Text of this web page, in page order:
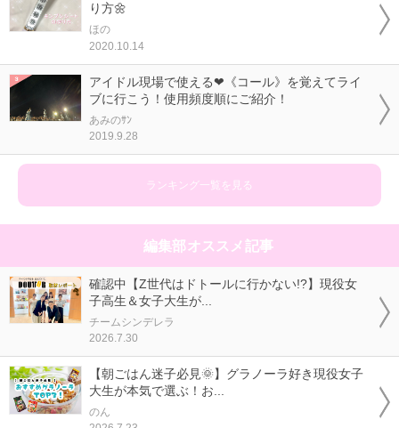
り方🌼
ほの
2020.10.14
アイドル現場で使える❤《コール》を覚えてライ
ブに行こう！使用頻度順にご紹介！
あみのｻﾝ
2019.9.28
ランキング一覧を見る
編集部オススメ記事
確認中【Z世代はドトールに行かない!?】現役女
子高生＆女子大生が...
チームシンデレラ
2026.7.30
【朝ごはん迷子必見🌞】グラノーラ好き現役女子
大生が本気で選ぶ！お...
のん